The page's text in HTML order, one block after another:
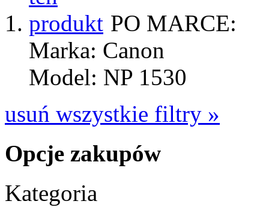
PO MARCE:
Marka: Canon
Model: NP 1530
usuń wszystkie filtry »
Opcje zakupów
Kategoria